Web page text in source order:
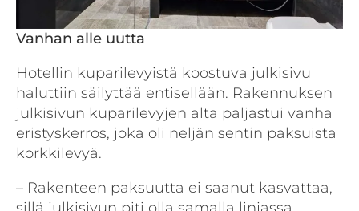
Vanhan alle uutta
Hotellin kuparilevyistä koostuva julkisivu
haluttiin säilyttää entisellään. Rakennuksen
julkisivun kuparilevyjen alta paljastui vanha
eristyskerros, joka oli neljän sentin paksuista
korkkilevyä.
– Rakenteen paksuutta ei saanut kasvattaa,